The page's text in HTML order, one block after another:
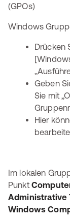
(GPOs)
Windows
Drücken
Geben
Sie mit
Hier
Im lokalen
Punkt
Administrative
Windows